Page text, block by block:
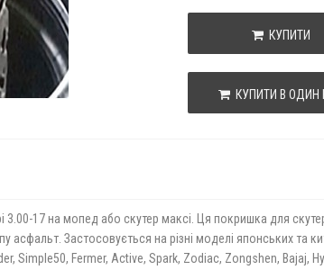
КУПИТИ
КУПИТИ В ОДИН
17 на мопед або скутер максі. Ця покришка для